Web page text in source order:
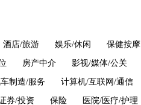
酒店/旅游 娱乐/休闲 保健按摩
房产中介 影视/媒体/公关
制造/服务 计算机/互联网/通信
券/投资 保险 医院/医疗/护理